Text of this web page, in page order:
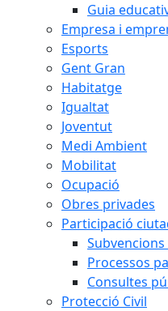
Guia
Empresa i
Esports
Gent Gran
Habitatge
Igualtat
Joventut
Medi Ambient
Mobilitat
Ocupació
Obres privades
Participació
Processos
Consultes
Protecció Civil